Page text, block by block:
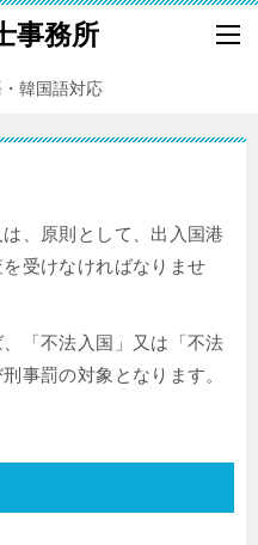
事務所
韓国語対応
、原則として、出入国港
受けなければなりませ
「不法入国」又は「不法
事罰の対象となります。